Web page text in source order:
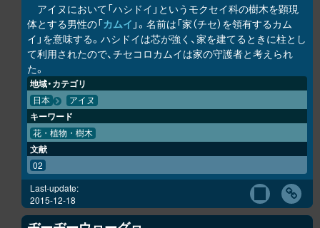
アイヌにおいて「ハシドイ」というモクセイ科の樹木を顕現
体とする男性の「カムイ 」。名前は「家（チセ）を領有するカム
イ」を意味する。ハシドイは芯が強く、家を建てるときに柱とし
て利用されたので、チセコ ロカムイは家の守護者と考えられ
た。
地域・カテゴリ
日本 アイヌ
キーワード
花・植物・樹木
文献
02
Last-update:
2015-12-18